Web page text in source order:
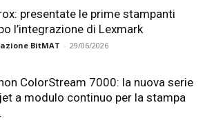
presentate le prime stampanti
l’integrazione di Lexmark
BitMAT - 29/06/2026
ColorStream 7000: la nuova serie
a modulo continuo per la stampa